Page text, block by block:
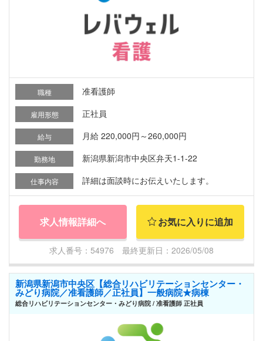
職種 准看護師
雇用形態 正社員
給与 月給 220,000円～260,000円
勤務地 新潟県新潟市中央区弁天1-1-22
仕事内容 詳細は面談時にお伝えいたします。
求人情報詳細へ お気に入りに追加
求人番号：54976 最終更新日：2026/05/08
新潟県新潟市中央区【総合リハビリテーションセンター・
みどり病院／准看護師／正社員】一般病院★病棟
総合リハビリテーションセンター・みどり病院 / 准看護師 正社員